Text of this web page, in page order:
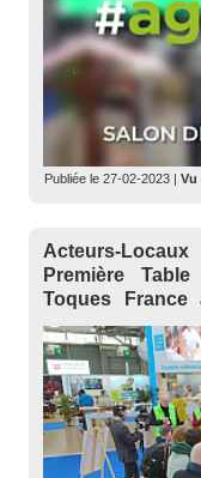
Publiée le 27-02-2023 Vu
Acteurs-
Première
Toques
2023